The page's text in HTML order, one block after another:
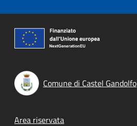
Comune di Castel Gandolfo
Area riservata